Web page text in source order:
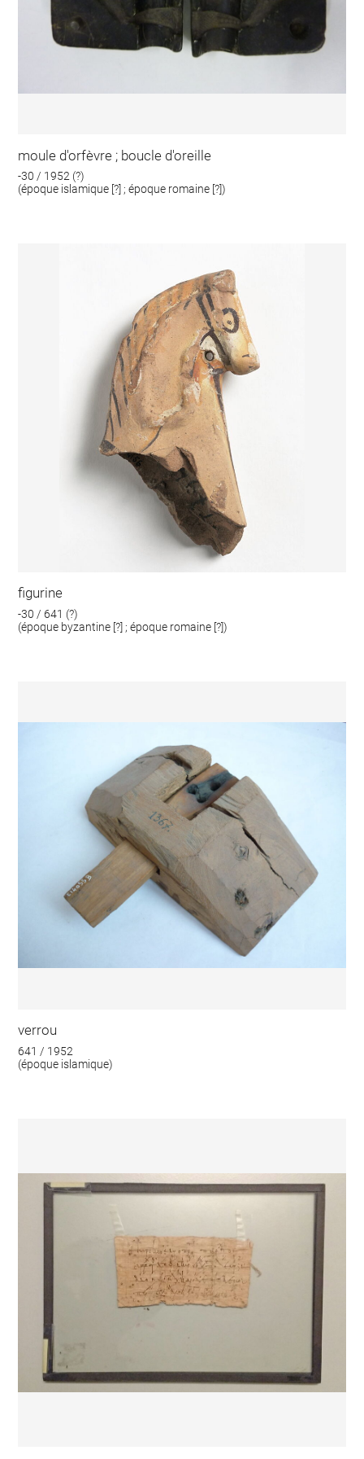
moule d'orfèvre ; boucle d'oreille
-30 / 1952 (?)
(époque islamique [?] ; époque romaine [?])
figurine
-30 / 641 (?)
(époque byzantine [?] ; époque romaine [?])
verrou
641 / 1952
(époque islamique)